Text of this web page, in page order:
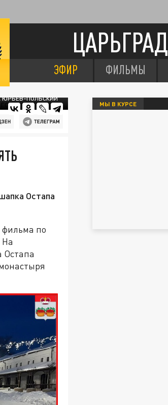
ЦАРЬГРАД
ЭФИР ФИЛЬМЫ
ЮРЬЕВ-ПОЛЬСКИЙ
Остапа
фильма по
На
Остапа
МЫ В КУРСЕ